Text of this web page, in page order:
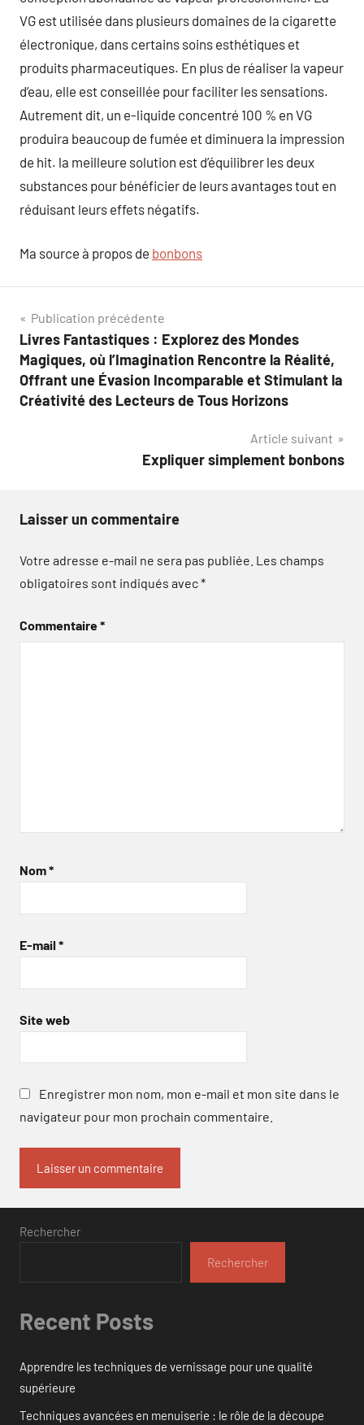
VG est utilisée dans plusieurs domaines de la cigarette
électronique, dans certains soins esthétiques et
produits pharmaceutiques. En plus de réaliser la vapeur
d’eau, elle est conseillée pour faciliter les sensations.
Autrement dit, un e-liquide concentré 100 % en VG
produira beaucoup de fumée et diminuera la impression
de hit. la meilleure solution est d’équilibrer les deux
substances pour bénéficier de leurs avantages tout en
réduisant leurs effets négatifs.
Ma source à propos de bonbons
Navigation
de
l’article
Publication précédente
Livres Fantastiques : Explorez des Mondes
Magiques, où l’Imagination Rencontre la Réalité,
Offrant une Évasion Incomparable et Stimulant la
Créativité des Lecteurs de Tous Horizons
Article suivant
Expliquer simplement bonbons
Laisser un commentaire
Votre adresse e-mail ne sera pas publiée. Les champs
obligatoires sont indiqués avec*
Commentaire*
Nom*
E-mail *
Site web
Enregistrer mon nom, mon e-mail et mon site dans le
navigateur pour mon prochain commentaire.
Rechercher
Rechercher
Recent Posts
Apprendre les techniques de vernissage pour une qualité
supérieure
Techniques avancées en menuiserie : le rôle de la découpe